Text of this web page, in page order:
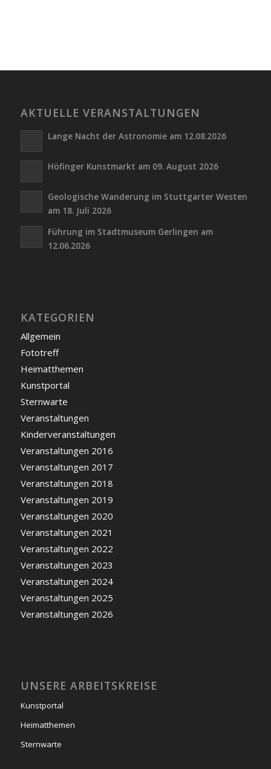
AKTUELLE VERANSTALTUNGEN
Lange Nacht der Astronomie am 12.08.2026
Höfinger Kunstmarkt am 09. August 2026
Geologische Wanderung im Stuttgarter Westen
am 18. Juli 2026
Führung im Stadtmuseum Gerlingen am
12.06.2026
KATEGORIEN
Allgemein
Fototreff
Heimatthemen
Kunstportal
Sternwarte
Veranstaltungen
Kinderveranstaltungen
Veranstaltungen 2016
Veranstaltungen 2017
Veranstaltungen 2018
Veranstaltungen 2019
Veranstaltungen 2020
Veranstaltungen 2021
Veranstaltungen 2022
Veranstaltungen 2023
Veranstaltungen 2024
Veranstaltungen 2025
Veranstaltungen 2026
UNSERE ARBEITSKREISE
Kunstportal
Heimatthemen
Sternwarte